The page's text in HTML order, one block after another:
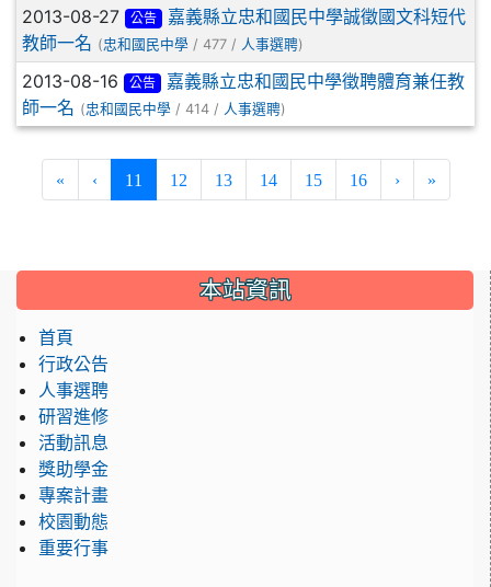
2013-08-27 公告
嘉義縣立忠和國民中學誠徵國文科短代
教師一名 (忠和國民中學 / 477 / 人事選聘)
2013-08-16 公告
嘉義縣立忠和國民中學徵聘體育兼任教
師一名 (忠和國民中學 / 414 / 人事選聘)
« ‹ 11 (current)
12 13 14 15 16 › »
::: 本站資訊
首頁
行政公告
人事選聘
研習進修
活動訊息
獎助學金
專案計畫
校園動態
重要行事